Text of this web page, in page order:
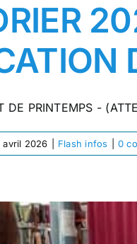
DE PRINTEMPS -
avril 2026 Flash infos 0